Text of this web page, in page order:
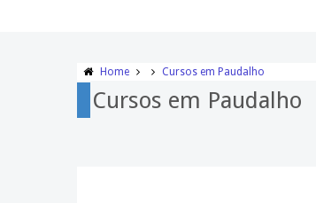
Home Cursos em Paudalho
Cursos em Paudalho